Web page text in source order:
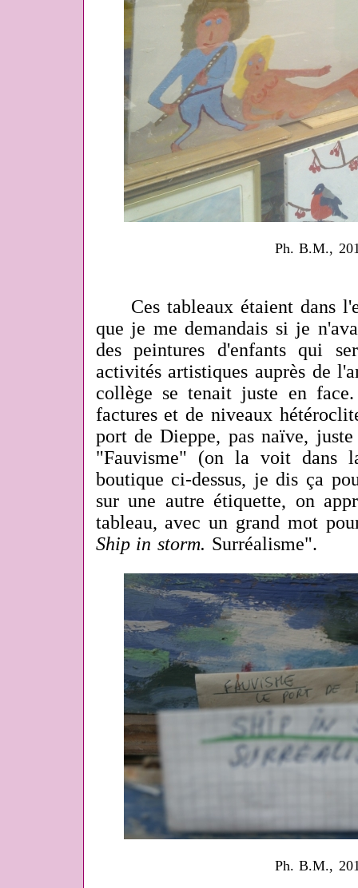
Ph. B.M.,
Ces tableaux étaient dans
que je me demandais si je
des peintures d'enfants qui
activités artistiques auprès de
collège se tenait juste en
factures et de niveaux
port de Dieppe, pas naïve,
"Fauvisme" (on la voit dans
boutique ci-dessus, je dis ça
sur une autre étiquette, on
tableau, avec un grand mot
Ship in storm. Surréalisme".
Ph. B.M.,